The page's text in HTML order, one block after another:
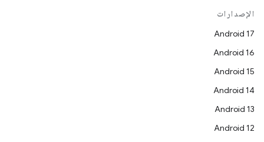
الإصدارات
Android 17
Android 16
Android 15
Android 14
Android 13
Android 12